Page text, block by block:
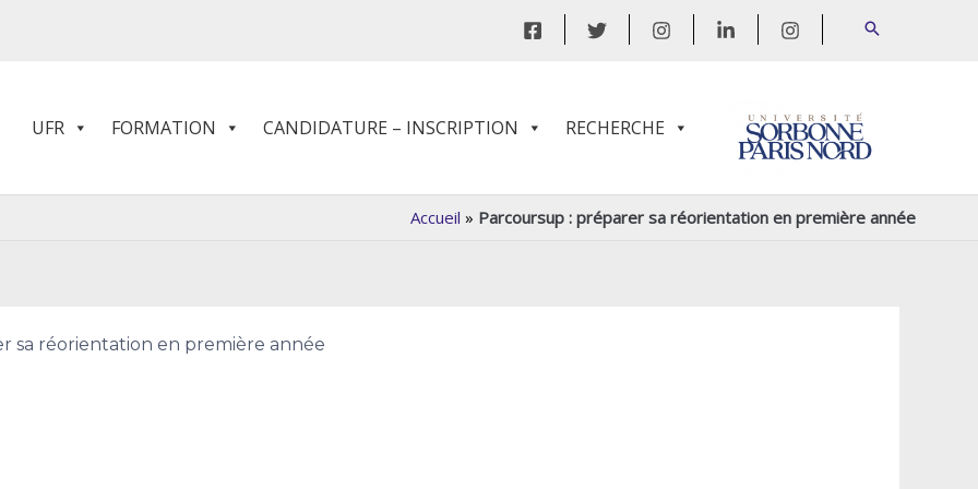
UFR FORMATION CANDIDATURE – INSCRIPTION RECHERCHE
Accueil » Parcoursup : préparer sa réorientation en première année
sa réorientation en première année